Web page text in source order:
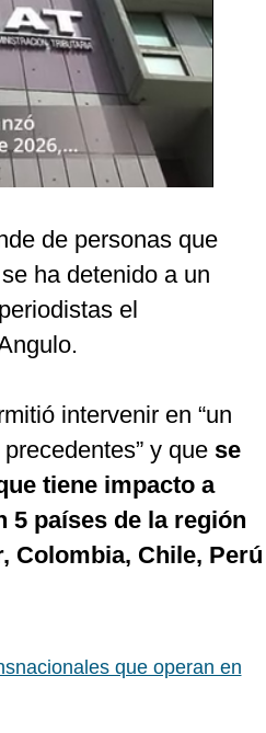
de personas que
ha detenido a un
el
intervenir en “un
y que se
tiene impacto a
5 países de la región
Colombia, Chile, Perú
que operan en